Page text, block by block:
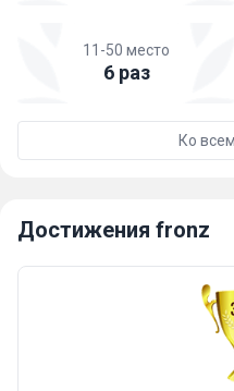
11-50 место
6 раз
Ко
Достижения fronz